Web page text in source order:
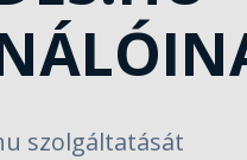
szolgáltatását